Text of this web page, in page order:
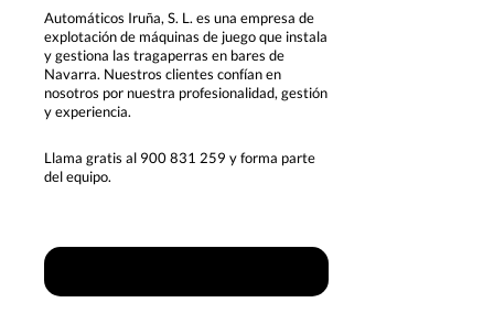
Automáticos Iruña, S. L. es una empresa de
explotación de máquinas de juego que instala
y gestiona las tragaperras en bares de
Navarra. Nuestros clientes confían en
nosotros por nuestra profesionalidad, gestión
y experiencia.
Llama gratis al 900 831 259 y forma parte
del equipo.